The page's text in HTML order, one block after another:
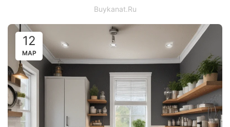
Buykanat.ru
12
МАР